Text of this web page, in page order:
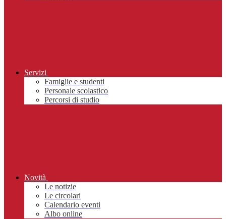
Servizi
Famiglie e studenti
Personale scolastico
Percorsi di studio
Novità
Le notizie
Le circolari
Calendario eventi
Albo online